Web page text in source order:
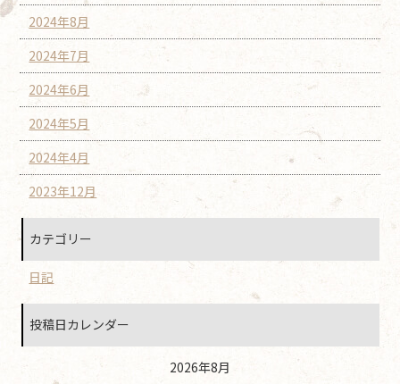
2024年8月
2024年7月
2024年6月
2024年5月
2024年4月
2023年12月
カテゴリー
日記
投稿日カレンダー
2026年8月